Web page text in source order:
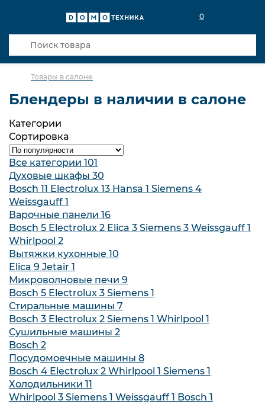
0
Товары в салоне
Блендеры в наличии в салоне
Категории
Сортировка
Все категории 101
Духовые шкафы 30
Bosch 11 Electrolux 13 Hansa 1 Siemens 4
Weissgauff 1
Варочные панели 16
Bosch 5 Electrolux 2 Elica 3 Siemens 3 Weissgauff 1
Whirlpool 2
Вытяжки кухонные 10
Elica 9 Jetair 1
Микроволновые печи 9
Bosch 5 Electrolux 3 Siemens 1
Стиральные машины 7
Bosch 3 Electrolux 2 Siemens 1 Whirlpool 1
Сушильные машины 2
Bosch 2
Посудомоечные машины 8
Bosch 4 Electrolux 2 Whirlpool 1 Siemens 1
Холодильники 11
Whirlpool 3 Siemens 1 Weissgauff 1 Bosch 1